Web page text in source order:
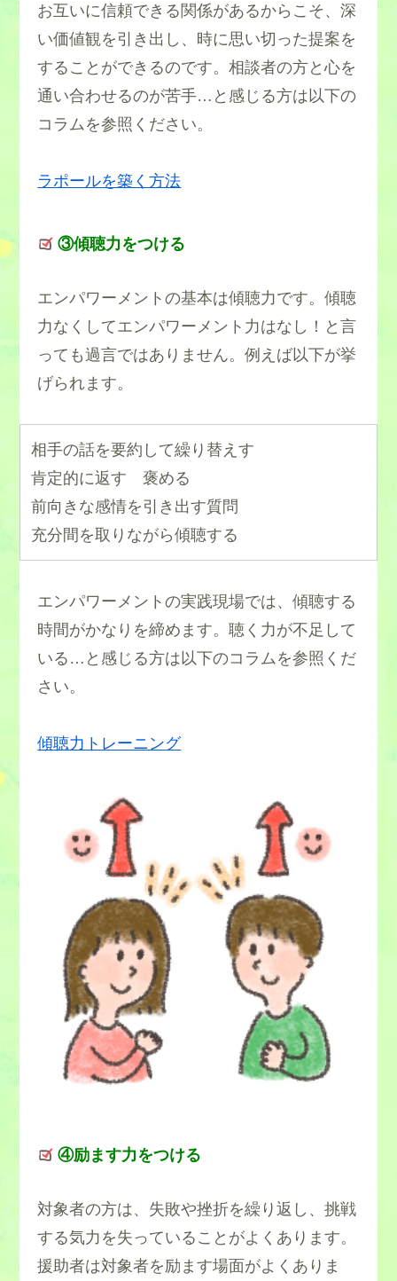
お互いに信頼できる関係があるからこそ、深
い価値観を引き出し、時に思い切った提案を
することができるのです。相談者の方と心を
通い合わせるのが苦手…と感じる方は以下の
コラムを参照ください。
ラポールを築く方法
③傾聴力をつける
エンパワーメントの基本は傾聴力です。傾聴
力なくしてエンパワーメント力はなし！と言
っても過言ではありません。例えば以下が挙
げられます。
相手の話を要約して繰り替えす
肯定的に返す 褒める
前向きな感情を引き出す質問
充分間を取りながら傾聴する
エンパワーメントの実践現場では、傾聴する
時間がかなりを締めます。聴く力が不足して
いる…と感じる方は以下のコラムを参照くだ
さい。
傾聴力トレーニング
④励ます力をつける
対象者の方は、失敗や挫折を繰り返し、挑戦
する気力を失っていることがよくあります。
援助者は対象者を励ます場面がよくありま